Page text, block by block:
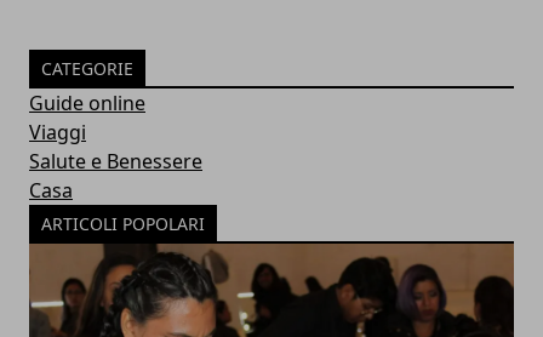
CATEGORIE
Guide online
Viaggi
Salute e Benessere
Casa
ARTICOLI POPOLARI